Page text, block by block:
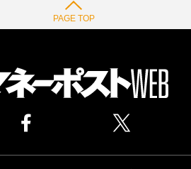
PAGE TOP